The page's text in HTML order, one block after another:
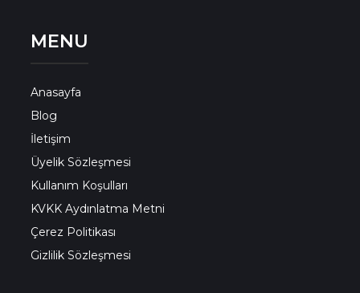
MENU
Anasayfa
Blog
İletişim
Üyelik Sözleşmesi
Kullanım Koşulları
KVKK Aydınlatma Metni
Çerez Politikası
Gizlilik Sözleşmesi